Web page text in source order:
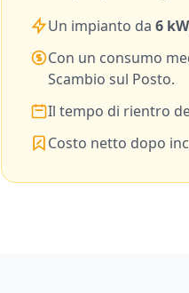
Un impianto da 6
Con un consumo
Scambio sul Posto.
Il tempo di rientro
Costo netto dopo